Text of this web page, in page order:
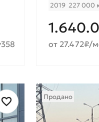
358
2019 227 000
от 27.472₽/
Продано